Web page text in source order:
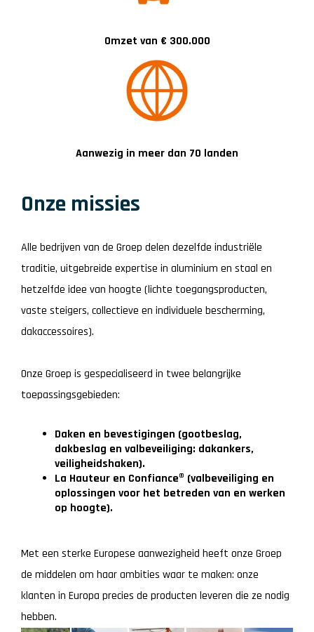
Omzet van € 300.000
Aanwezig in meer dan 70 landen
Onze missies
Alle bedrijven van de Groep delen dezelfde industriële
traditie, uitgebreide expertise in aluminium en staal en
hetzelfde idee van hoogte (lichte toegangsproducten,
vaste steigers, collectieve en individuele bescherming,
dakaccessoires).
Onze Groep is gespecialiseerd in twee belangrijke
toepassingsgebieden:
Daken en bevestigingen (gootbeslag,
dakbeslag en valbeveiliging: dakankers,
veiligheidshaken).
La Hauteur en Confiance® (valbeveiliging en
oplossingen voor het betreden van en werken
op hoogte).
Met een sterke Europese aanwezigheid heeft onze Groep
de middelen om haar ambities waar te maken: onze
klanten in Europa precies de producten leveren die ze nodig
hebben.